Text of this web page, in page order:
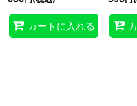
ト】{HC01-JP022}
《シンクロ》
カートに入れる
クロ》